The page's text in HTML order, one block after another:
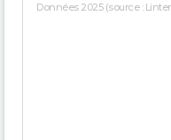
Données 2025 (source :